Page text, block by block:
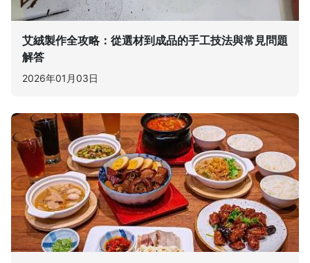
艾絨製作全攻略：從選材到成品的手工技法與常見問題
解答
2026年01月03日